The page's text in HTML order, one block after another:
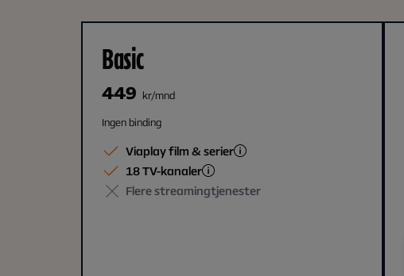
Basic
449 kr/mnd
Ingen binding
Viaplay film & serier
18 TV-kanaler
Flere streamingtjenester